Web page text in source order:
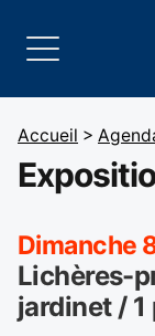
Accueil >
Dimanche
Lichères-
jardinet / 1